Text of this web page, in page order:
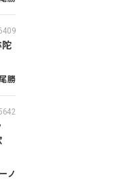
勝
ノ